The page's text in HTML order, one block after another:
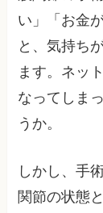
い」「お金
と、気持ち
ます。ネッ
なってしま
うか。
しかし、手
関節の状態